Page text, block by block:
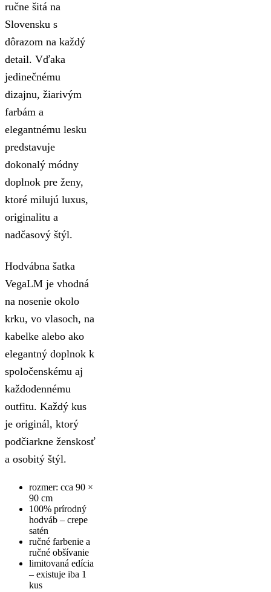
ručne šitá na
Slovensku s
dôrazom na každý
detail. Vďaka
jedinečnému
dizajnu, žiarivým
farbám a
elegantnému lesku
predstavuje
dokonalý módny
doplnok pre ženy,
ktoré milujú luxus,
originalitu a
nadčasový štýl.
Hodvábna šatka
VegaLM je vhodná
na nosenie okolo
krku, vo vlasoch, na
kabelke alebo ako
elegantný doplnok k
spoločenskému aj
každodennému
outfitu. Každý kus
je originál, ktorý
podčiarkne ženskosť
a osobitý štýl.
rozmer: cca 90 ×
90 cm
100% prírodný
hodváb – crepe
satén
ručné farbenie a
ručné obšívanie
limitovaná edícia
– existuje iba 1
kus